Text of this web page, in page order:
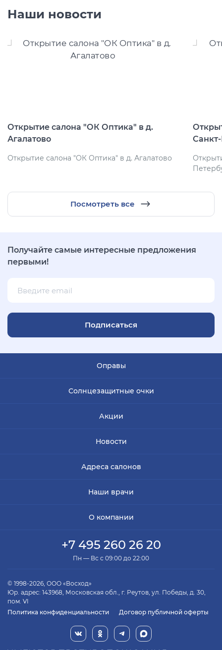
Наши новости
Открытие салона "ОК Оптика" в д.
Агалатово
Открытие салона "ОК Оптика" в д. Агалатово
Посмотреть все
Получайте самые интересные предложения
первыми!
Подписаться
Оправы
Солнцезащитные очки
Акции
Новости
Адреса салонов
Наши врачи
О компании
+7 495 260 26 20
Пн — Вс с 09:00 до 22:00
© 1998-2026, ООО «Восход»
Юр. адрес: 143968, Московская обл., г. Реутов, ул. Победы, д. 30,
пом. VI
Политика конфиденциальности
Договор публичной оферты